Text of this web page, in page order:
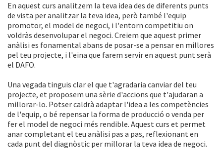
En aquest curs analitzem la teva idea des de diferents punts
de vista per analitzar la teva idea, però també l'equip
promotor, el model de negoci, i l'entorn competitiu on
voldràs desenvolupar el negoci. Creiem que aquest primer
anàlisi es fonamental abans de posar-se a pensar en millores
pel teu projecte, i l'eina que farem servir en aquest punt serà
el DAFO.
Una vegada tinguis clar el que t'agradaria canviar del teu
projecte, et proposem una sèrie d'accions que t'ajudaran a
millorar-lo. Potser caldrà adaptar l'idea a les competències
de l'equip, o bé repensar la forma de producció o venda per
fer el model de negoci més rendible. Aquest curs et permet
anar completant el teu anàlisi pas a pas, reflexionant en
cada punt del diagnòstic per millorar la teva idea de negoci.